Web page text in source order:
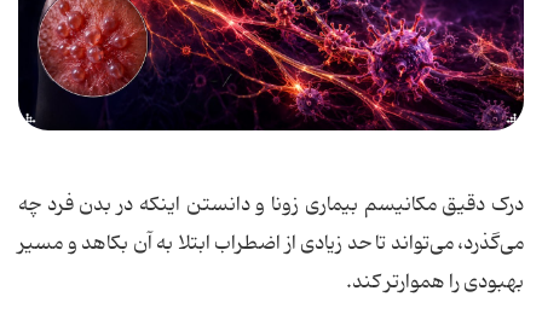
درک دقیق مکانیسم بیماری زونا و دانستن اینکه در بدن فرد چه
می‌گذرد، می‌تواند تا حد زیادی از اضطراب ابتلا به آن بکاهد و مسیر
بهبودی را هموارتر کند.